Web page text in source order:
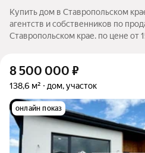
Купить дом в Ставропольском
агентств и собственников по
Ставропольском крае. по цене от
8 500 000 ₽
138,6 м² дом, участок
онлайн показ